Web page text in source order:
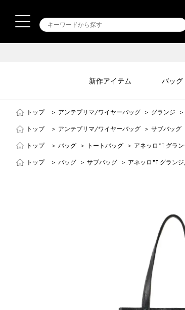
新作アイテム バッグ
トップ ＞ アンテプリマ/ワイヤーバッグ ＞ グランジ ＞
トップ ＞ アンテプリマ/ワイヤーバッグ ＞ サブバッグ
トップ ＞ バッグ ＞ トートバッグ ＞ アネッロ*T グラ
トップ ＞ バッグ ＞ サブバッグ ＞ アネッロ*T グラン